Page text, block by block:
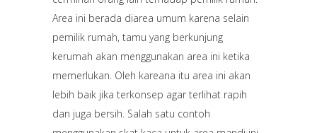
Area ini berada diarea umum karena selain
pemilik rumah, tamu yang berkunjung
kerumah akan menggunakan area ini ketika
memerlukan. Oleh kareana itu area ini akan
lebih baik jika terkonsep agar terlihat rapih
dan juga bersih. Salah satu contoh